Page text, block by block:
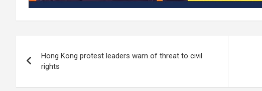
navigation
Hong Kong protest leaders warn of threat to civil
rights